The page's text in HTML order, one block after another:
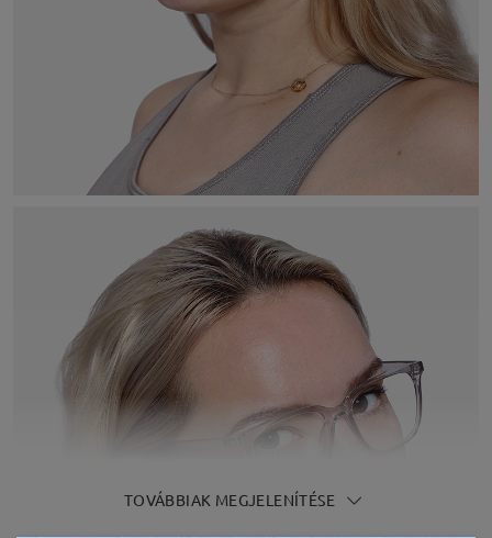
TOVÁBBIAK MEGJELENÍTÉSE